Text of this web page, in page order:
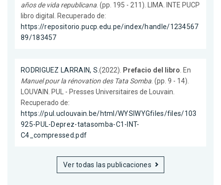
años de vida republicana . (pp. 195 - 211). LIMA. INTE PUCP
libro digital. Recuperado de:
https://repositorio.pucp.edu.pe/index/handle/1234567
89/183457
RODRIGUEZ LARRAIN, S.(2022). Prefacio del libro . En
Manuel pour la rénovation des Tata Somba . (pp. 9 - 14).
LOUVAIN. PUL - Presses Universitaires de Louvain.
Recuperado de:
https://pul.uclouvain.be/html/WYSIWYGfiles/files/103
925-PUL-Deprez-tatasomba-C1-INT-
C4_compressed.pdf
Ver todas las publicaciones